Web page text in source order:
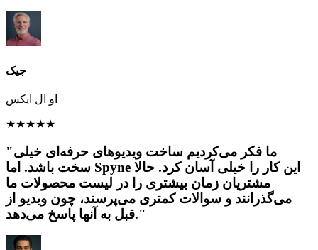
جیک
او ال ایکس
★★★★★
"ما فکر می‌کردیم ساخت ویدیوهای حرفه‌ای خیلی
سخت باشد. اما Spyne این کار را خیلی آسان کرد. حالا
مشتریان زمان بیشتری را در لیست محصولات ما
می‌گذرانند و سوالات کمتری می‌پرسند، چون ویدیو از
قبل به آنها پاسخ می‌دهد."